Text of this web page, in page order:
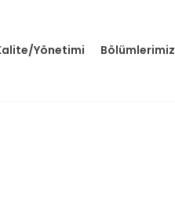
Yönetimi Bölümlerimiz